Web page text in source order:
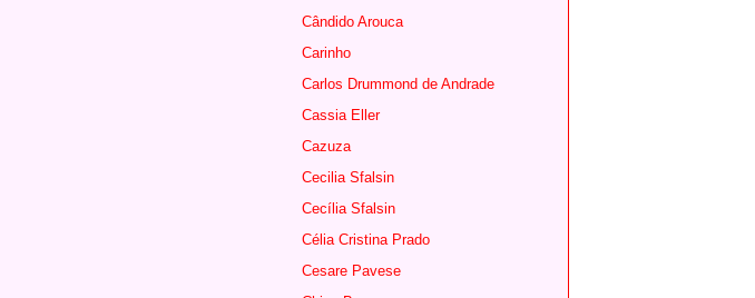
Cândido Arouca
Carinho
Carlos Drummond de Andrade
Cassia Eller
Cazuza
Cecilia Sfalsin
Cecília Sfalsin
Célia Cristina Prado
Cesare Pavese